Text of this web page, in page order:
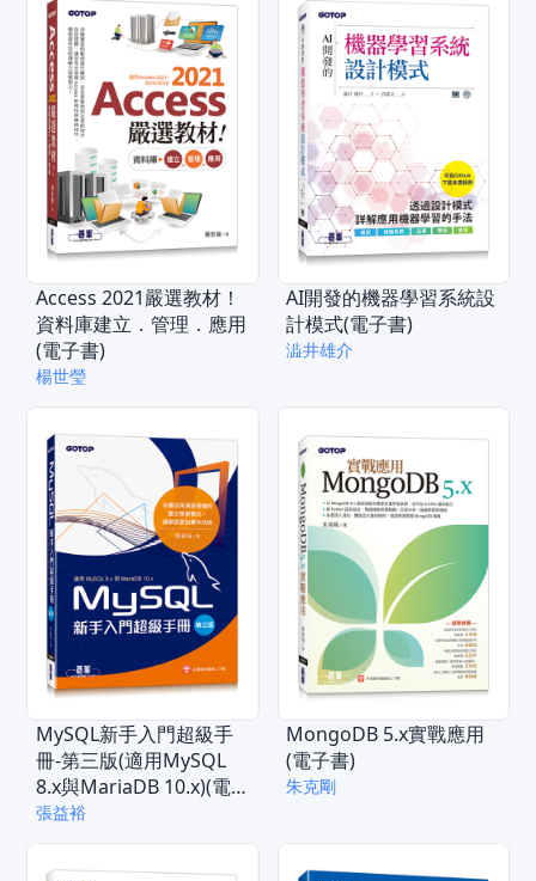
Access 2021嚴選教材！
資料庫建立．管理．應用
(電子書)
楊世瑩
AI開發的機器學習系統設
計模式(電子書)
澁井雄介
MySQL新手入門超級手
冊-第三版(適用MySQL
8.x與MariaDB 10.x)(電子
書)
張益裕
MongoDB 5.x實戰應用
(電子書)
朱克剛